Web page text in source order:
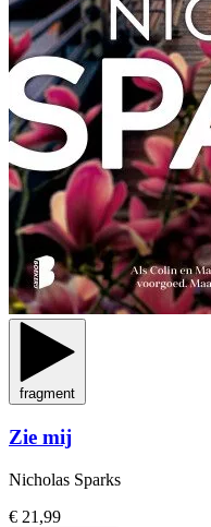
fragment
Zie mij
Nicholas Sparks
€ 21,99